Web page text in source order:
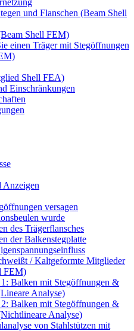
und Flanschen (Beam Shell
Shell FEM)
einen Träger mit Stegöffnungen
Shell FEA)
Einschränkungen
Anzeigen
versagen
wurde
des Trägerflansches
der Balkenstegplatte
/ Kaltgeformte Mitglieder
FEM)
Balken mit Stegöffnungen &
Analyse)
Balken mit Stegöffnungen &
Analyse)
von Stahlstützen mit